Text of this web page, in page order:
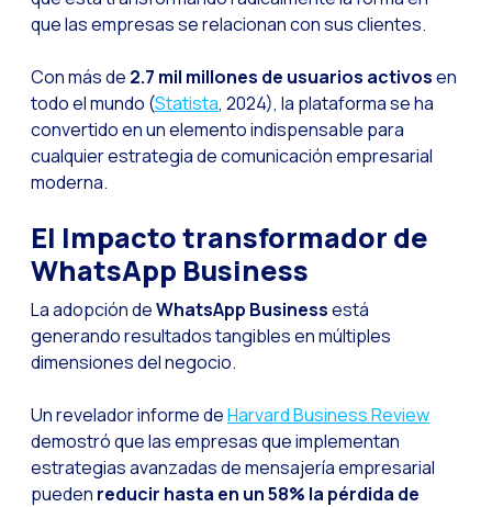
Implementa
WiReview &
La voz del cliente: el
Evolución del e-
El impacto de la
Inteligencia
La evolución del call
El ecosistema de
que las empresas se relacionan con sus clientes.
Con más de 2.7 mil millones de usuarios activosen
todo el mundo (Statista, 2024), la plataforma se ha
convertido en un elemento indispensable para
cualquier estrategia de comunicación empresarial
moderna.
El Impacto transformador de
WhatsApp Business
La adopción deWhatsApp Businessestá
generando resultados tangibles en múltiples
dimensiones del negocio.
Un revelador informe deHarvard Business Review
demostró que las empresas que implementan
estrategias avanzadas de mensajería empresarial
pueden reducir hasta en un 58% la pérdida de